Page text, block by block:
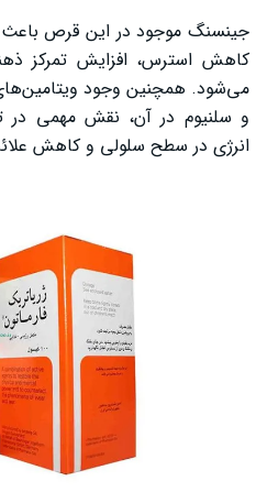
جینسنگ موجود در این قرص
کاهش استرس، افزایش تمرکز
و سلنیوم در آن، نقش مهمی در
انرژی در سطح سلولی و کاهش